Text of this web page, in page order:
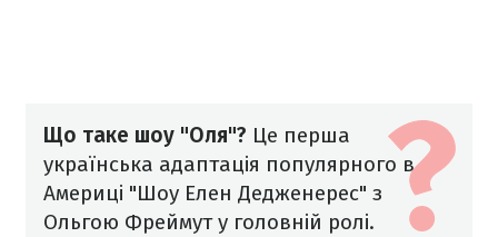
Що таке шоу "Оля"? Це перша
українська адаптація популярного в
Америці "Шоу Елен Дедженерес" з
Ольгою Фреймут у головній ролі.